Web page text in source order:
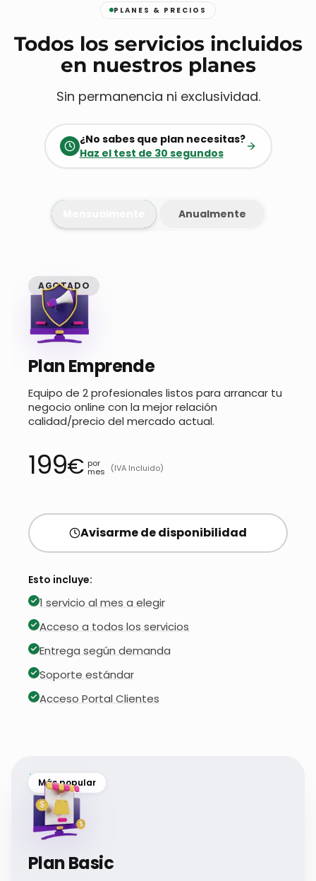
PLANES & PRECIOS
Todos los servicios incluidos
en nuestros planes
Sin permanencia ni exclusividad.
¿No sabes que plan necesitas?
Haz el test de 30 segundos
Anualmente
AGOTADO
Plan Emprende
Equipo de 2 profesionales listos para arrancar tu
negocio online con la mejor relación
calidad/precio del mercado actual.
199€ por
mes (IVA Incluido)
Avisarme de disponibilidad
Esto incluye:
1 servicio al mes a elegir
Acceso a todos los servicios
Entrega según demanda
Soporte estándar
Acceso Portal Clientes
Más popular
Plan Basic